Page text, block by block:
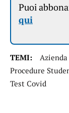
Puoi
qui
TEMI:
Procedure
Test Covid